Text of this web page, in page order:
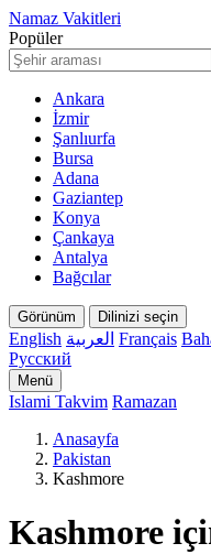
Namaz Vakitleri
Popüler
Ankara
İzmir
Şanlıurfa
Bursa
Adana
Gaziantep
Konya
Çankaya
Antalya
Bağcılar
Görünüm Dilinizi seçin
English العربية Français
Русский
Menü
Islami Takvim Ramazan
Anasayfa
Pakistan
Kashmore
Kashmore